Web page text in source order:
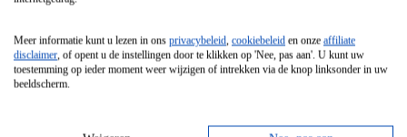
Vrijstaande Magnetron
Vrijstaande Kookplaat
Meer informatie kunt u lezen in ons privacybeleid, cookiebeleid en onze affiliate
disclaimer, of opent u de instellingen door te klikken op 'Nee, pas aan'. U kunt uw
toestemming op ieder moment weer wijzigen of intrekken via de knop linksonder in uw
beeldscherm.